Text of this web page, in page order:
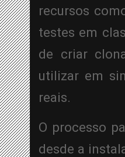
recursos
testes em
de criar
utilizar em
reais.
O processo
desde a